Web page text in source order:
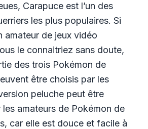
Carapuce est l’un des
les plus populaires. Si
amateur de jeux vidéo
le connaitriez sans doute,
des trois Pokémon de
être choisis par les
peluche peut être
amateurs de Pokémon de
car elle est douce et facile à